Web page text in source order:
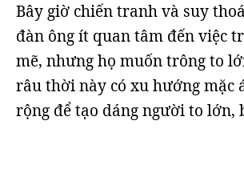
Bây giờ chiến tranh và suy
đàn ông ít quan tâm đến việc
mẽ, nhưng họ muốn trông to
râu thời này có xu hướng mặc
rộng để tạo dáng người to lớn,